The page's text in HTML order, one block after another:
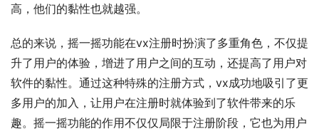
高，他们的黏性也就越强。
总的来说，摇一摇功能在vx注册时扮演了多重角色，不仅提
升了用户的体验，增进了用户之间的互动，还提高了用户对
软件的黏性。通过这种特殊的注册方式，vx成功地吸引了更
多用户的加入，让用户在注册时就体验到了软件带来的乐
趣。摇一摇功能的作用不仅仅局限于注册阶段，它也为用户